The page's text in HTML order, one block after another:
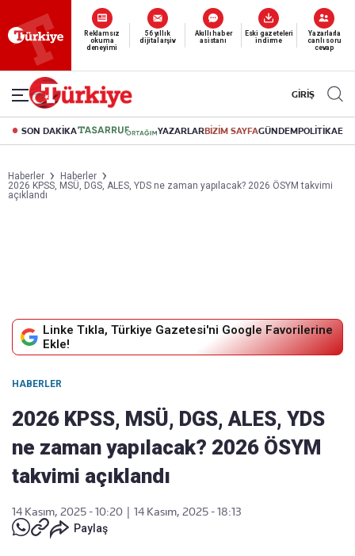
Yeni nesil dijital
abonelik 19 TL’den başlayan fiyatlarla.
GİRİŞ
SON DAKİKA YAZARLARBİZİM SAYFAGÜNDEMPOLİTİKA
Haberler
Haberler
2026 KPSS, MSÜ, DGS, ALES, YDS ne zaman yapılacak? 2026 ÖSYM takvimi
açıklandı
Linke Tıkla, Türkiye Gazetesi'ni Google Favorilerine
Ekle!
HABERLER
2026 KPSS, MSÜ, DGS, ALES, YDS
ne zaman yapılacak? 2026 ÖSYM
takvimi açıklandı
14 Kasım, 2025 - 10:20
14 Kasım, 2025 - 18:13
Paylaş